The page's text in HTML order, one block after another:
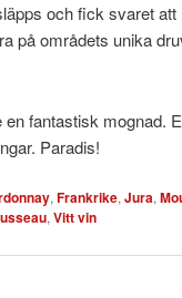
och fick svaret
på områdets unika
fantastisk mognad.
Paradis!
, Frankrike, Jura,
, Vitt vin